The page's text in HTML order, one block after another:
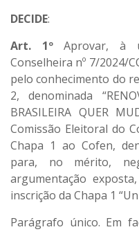
DECIDE:
Art. 1º Aprovar, à
Conselheira nº 7/2024/
pelo conhecimento do
2, denominada
BRASILEIRA QUER
Comissão Eleitoral do
Chapa 1 ao Cofen,
para, no mérito,
argumentação
inscrição da Chapa 1
Parágrafo único. Em